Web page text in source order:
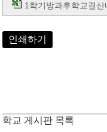
1학기방과후학교결산
인쇄하기
학교 게시판 목록